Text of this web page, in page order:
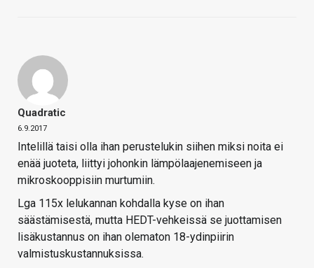
Quadratic
6.9.2017
Intelillä taisi olla ihan perustelukin siihen miksi noita ei
enää juoteta, liittyi johonkin lämpölaajenemiseen ja
mikroskooppisiin murtumiin.
Lga 115x lelukannan kohdalla kyse on ihan
säästämisestä, mutta HEDT-vehkeissä se juottamisen
lisäkustannus on ihan olematon 18-ydinpiirin
valmistuskustannuksissa.